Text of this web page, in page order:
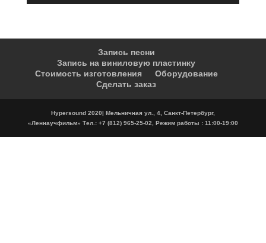
Запись песни
Запись на виниловую пластинку
Стоимость изготовления
Оборудование
Сделать заказ
Hypersound 2020| Мельничная ул., 4, Санкт-Петербург,
«Леннаучфильм» Тел.: +7 (812) 965-25-02, Режим работы : 11:00-19:00